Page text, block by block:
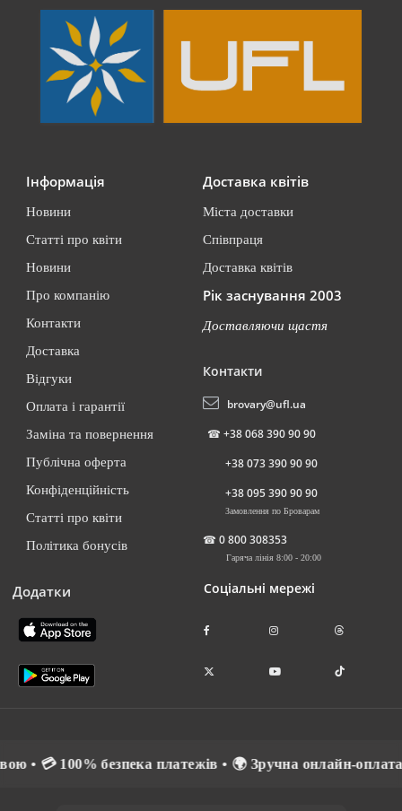
Інформація
Новини
Статті про квіти
Новини
Про компанію
Контакти
Доставка
Відгуки
Оплата і гарантії
Заміна та повернення
Публічна оферта
Конфіденційність
Статті про квіти
Політика бонусів
Додатки
Доставка квітів
Міста доставки
Співпраця
Доставка квітів
Рік заснування 2003
Доставляючи щастя
Контакти
brovary@ufl.ua
☎ +38 068 390 90 90
+38 073 390 90 90
+38 095 390 90 90
Замовлення по Броварам
☎ 0 800 308353
Гаряча лінія 8:00 - 20:00
Соціальні мережі
100% безпека платежів • 🌍 Зручна онлайн-оплата